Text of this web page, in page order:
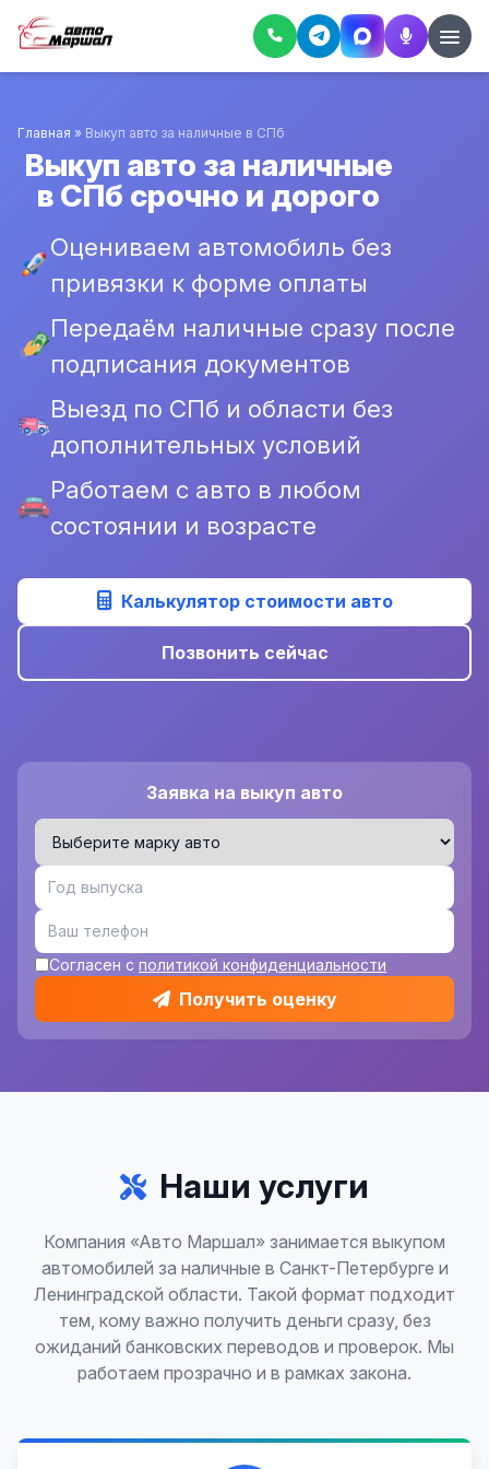
Главная » Выкуп авто за наличные в СПб
Выкуп авто за наличные
в СПб срочно и дорого
Оцениваем автомобиль без
привязки к форме оплаты
Передаём наличные сразу после
подписания документов
Выезд по СПб и области без
дополнительных условий
Работаем с авто в любом
состоянии и возрасте
Калькулятор стоимости авто
Позвонить сейчас
Заявка на выкуп авто
Согласен с политикой конфиденциальности
Получить оценку
Наши услуги
Компания «Авто Маршал» занимается выкупом
автомобилей за наличные в Санкт-Петербурге и
Ленинградской области. Такой формат подходит
тем, кому важно получить деньги сразу, без
ожиданий банковских переводов и проверок. Мы
работаем прозрачно и в рамках закона.